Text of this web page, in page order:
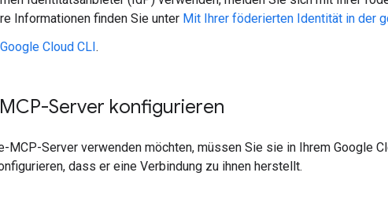
Informationen finden Sie unter Mit Ihrer föderierten Identität in der
Cloud CLI.
Server konfigurieren
MCP-Server verwenden möchten, müssen Sie sie in Ihrem Google
dass er eine Verbindung zu ihnen herstellt.